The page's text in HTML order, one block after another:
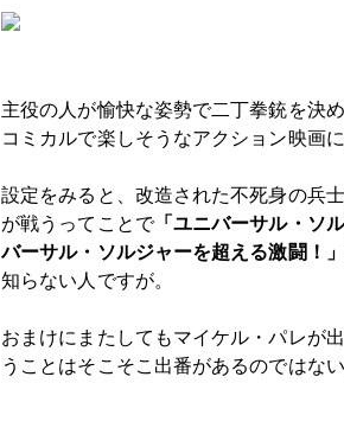
主役の人が愉快な姿勢で二丁拳銃を決
コミカルで楽しそうなアクション映画に
設定をみると、改造された不死身の兵
が戦うってことで「ユニバーサル・ソル
バーサル・ソルジャーを超える激闘！」
知らない人ですが。
おまけにまたしてもマイケル・パレが
うことはそこそこ出番があるのではな